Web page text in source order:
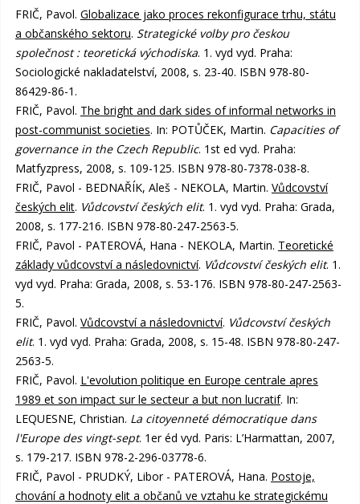
FRIČ, Pavol. Globalizace jako proces rekonfigurace trhu, státu
a občanského sektoru. Strategické volby pro českou
společnost : teoretická východiska. 1. vyd vyd. Praha:
Sociologické nakladatelství, 2008, s. 23-40. ISBN 978-80-
86429-86-1.
FRIČ, Pavol. The bright and dark sides of informal networks in
post-communist societies. In: POTŮČEK, Martin. Capacities of
governance in the Czech Republic. 1st ed vyd. Praha:
Matfyzpress, 2008, s. 109-125. ISBN 978-80-7378-038-8.
FRIČ, Pavol - BEDNAŘÍK, Aleš - NEKOLA, Martin. Vůdcovství
českých elit. Vůdcovství českých elit. 1. vyd vyd. Praha: Grada,
2008, s. 177-216. ISBN 978-80-247-2563-5.
FRIČ, Pavol - PATEROVÁ, Hana - NEKOLA, Martin. Teoretické
základy vůdcovství a následovnictví. Vůdcovství českých elit. 1.
vyd vyd. Praha: Grada, 2008, s. 53-176. ISBN 978-80-247-2563-
5.
FRIČ, Pavol. Vůdcovství a následovnictví. Vůdcovství českých
elit. 1. vyd vyd. Praha: Grada, 2008, s. 15-48. ISBN 978-80-247-
2563-5.
FRIČ, Pavol. L'evolution politique en Europe centrale apres
1989 et son impact sur le secteur a but non lucratif. In:
LEQUESNE, Christian. La citoyenneté démocratique dans
l'Europe des vingt-sept. 1er éd vyd. Paris: L’Harmattan, 2007,
s. 179-217. ISBN 978-2-296-03778-6.
FRIČ, Pavol - PRUDKÝ, Libor - PATEROVÁ, Hana. Postoje,
chování a hodnoty elit a občanů ve vztahu ke strategickému